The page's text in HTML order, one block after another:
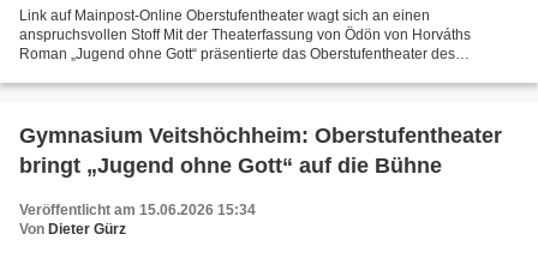
Link auf Mainpost-Online Oberstufentheater wagt sich an einen
anspruchsvollen Stoff Mit der Theaterfassung von Ödön von Horváths
Roman „Jugend ohne Gott“ präsentierte das Oberstufentheater des
beklemmenden...
Gymnasium Veitshöchheim: Oberstufentheater
bringt „Jugend ohne Gott“ auf die Bühne
Veröffentlicht am 15.06.2026 15:34
Von Dieter Gürz